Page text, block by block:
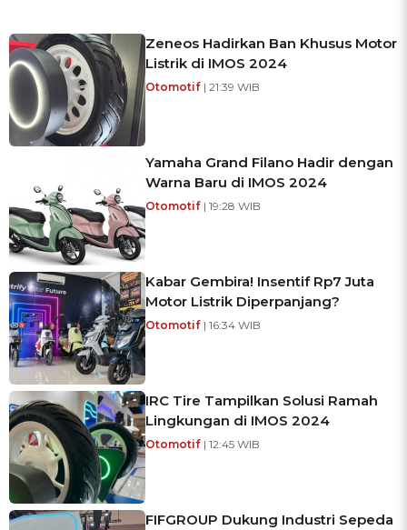
Zeneos Hadirkan Ban Khusus Motor
Listrik di IMOS 2024
Otomotif | 21:39 WIB
Yamaha Grand Filano Hadir dengan
Warna Baru di IMOS 2024
Otomotif | 19:28 WIB
Kabar Gembira! Insentif Rp7 Juta
Motor Listrik Diperpanjang?
Otomotif | 16:34 WIB
IRC Tire Tampilkan Solusi Ramah
Lingkungan di IMOS 2024
Otomotif | 12:45 WIB
FIFGROUP Dukung Industri Sepeda